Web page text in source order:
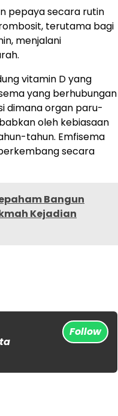
pepaya secara rutin
terutama bagi
menjalani
vitamin D yang
yang berhubungan
dimana organ paru-
oleh kebiasaan
tahun. Emfisema
secara
Bangun
Kejadian
Follow